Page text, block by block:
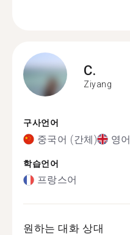
C.
Ziyang
구사언어
중국어 (간체) 영어
학습언어
프랑스어
원하는 대화 상대